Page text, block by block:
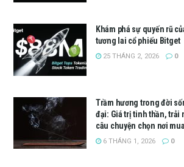
Khám phá sự quyến rũ
tương lai cổ phiếu Bitget
25 THÁNG 2, 2026 0
Trầm hương trong đời
đại: Giá trị tinh thần, trải
câu chuyện chọn nơi
6 THÁNG 1, 2026 0